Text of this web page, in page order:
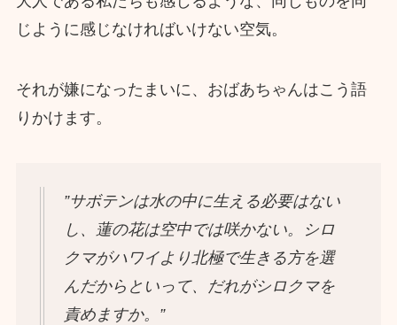
じように感じなければいけない空気。
それが嫌になったまいに、おばあちゃんはこう語
りかけます。
”サボテンは水の中に生える必要はない
し、蓮の花は空中では咲かない。シロ
クマがハワイより北極で生きる方を選
んだからといって、だれがシロクマを
責めますか。”